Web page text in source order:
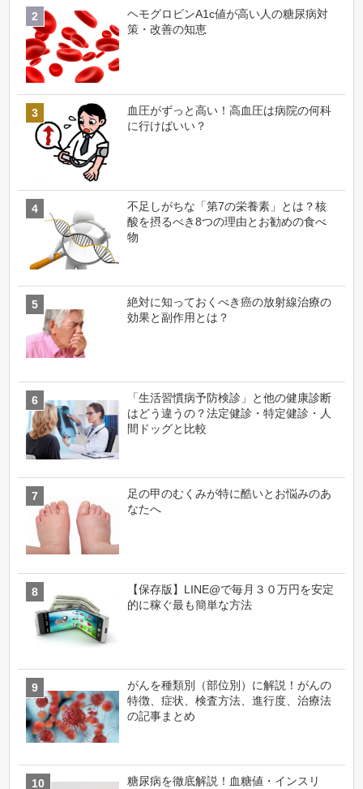
ヘモグロビンA1c値が高い人の糖尿病対
策・改善の知恵
血圧がずっと高い！高血圧は病院の何科
に行けばいい？
不足しがちな「第7の栄養素」とは？核
酸を摂るべき8つの理由とお勧めの食べ
物
絶対に知っておくべき癌の放射線治療の
効果と副作用とは？
「生活習慣病予防検診」と他の健康診断
はどう違うの？法定健診・特定健診・人
間ドッグと比較
足の甲のむくみが特に酷いとお悩みのあ
なたへ
【保存版】LINE@で毎月３０万円を安定
的に稼ぐ最も簡単な方法
がんを種類別（部位別）に解説！がんの
特徴、症状、検査方法、進行度、治療法
の記事まとめ
糖尿病を徹底解説！血糖値・インスリ